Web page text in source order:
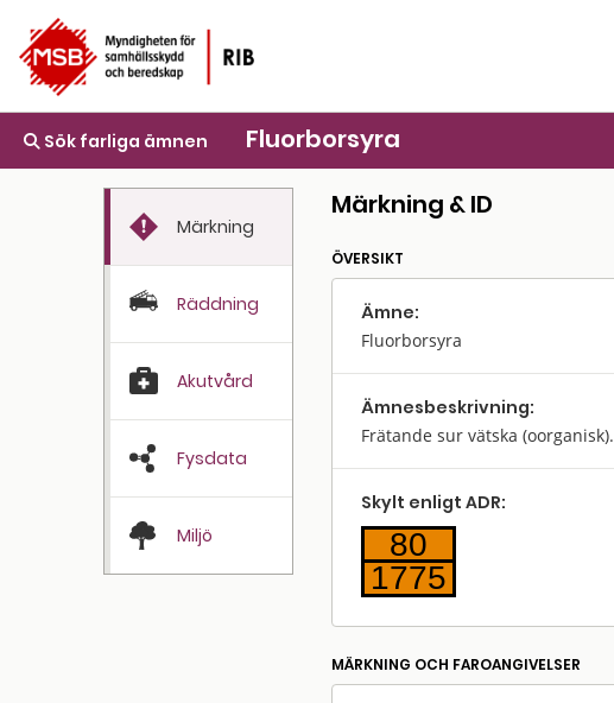
Sök farliga ämnen Fluorborsyra
Märkning
Räddning
Akutvård
Fysdata
Miljö
Märkning & ID
ÖVERSIKT
Ämne:
Fluorborsyra
Ämnes­beskrivning:
Frätande sur vätska (oorganisk).
Skylt enligt ADR:
80
1775
MÄRKNING OCH FAROANGIVELSER